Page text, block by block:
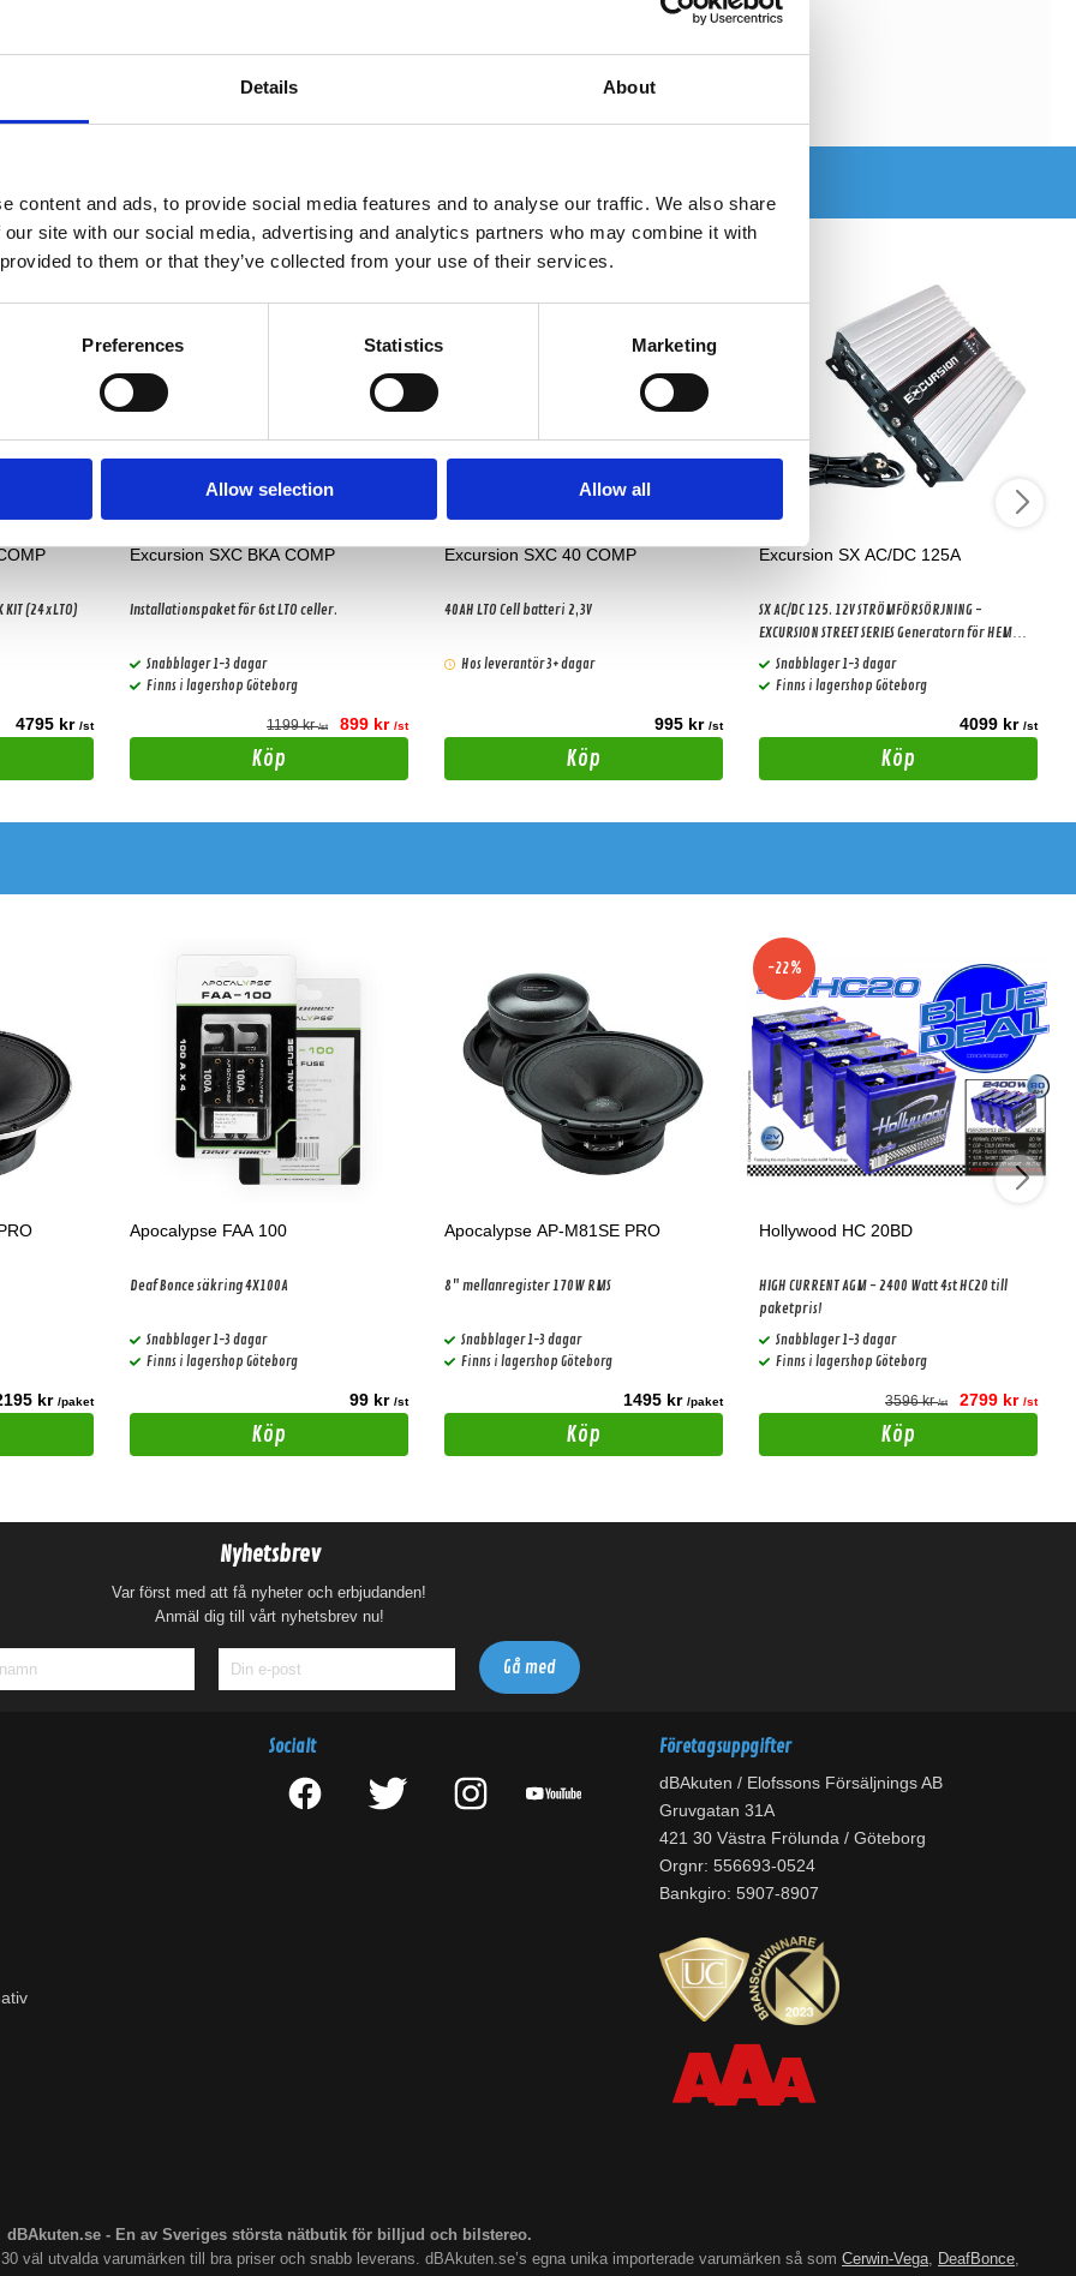
Details About
content and ads, to provide social media features and to analyse our traffic. We also share
site with our social media, advertising and analytics partners who may combine it with
to them or that they’ve collected from your use of their services.
Preferences Statistics Marketing
Allow selection Allow all
Recensioner
KIT (24xLTO)
4795 kr /st
Excursion SXC BKA COMP
Installationspaket för 6st LTO celler.
Snabblager 1-3 dagar
Finns i lagershop Göteborg
1199 kr/st 899 kr /st
Köp
Excursion SXC 40 COMP
40AH LTO Cell batteri 2,3V
Hos leverantör 3+ dagar
995 kr /st
Köp
Excursion SX AC/DC 125A
SX AC/DC 125. 12V STRÖMFÖRSÖRJNING -
EXCURSION STREET SERIES Generatorn för HEM
eller installerad i BIL
Snabblager 1-3 dagar
Finns i lagershop Göteborg
4099 kr /st
Köp
kr /paket
Apocalypse FAA 100
Deaf Bonce säkring 4X100A
Snabblager 1-3 dagar
Finns i lagershop Göteborg
99 kr /st
Köp
Apocalypse AP-M81SE PRO
8" mellanregister 170W RMS
Snabblager 1-3 dagar
Finns i lagershop Göteborg
1495 kr /paket
Köp
-22%
Hollywood HC 20BD
HIGH CURRENT AGM - 2400 Watt 4st HC20 till
paketpris!
Snabblager 1-3 dagar
Finns i lagershop Göteborg
3596 kr/st 2799 kr /st
Köp
Nyhetsbrev
Var först med att få nyheter och erbjudanden!
Anmäl dig till vårt nyhetsbrev nu!
Socialt Företagsuppgifter
dBAkuten / Elofssons Försäljnings AB
Gruvgatan 31A
421 30 Västra Frölunda / Göteborg
Orgnr: 556693-0524
Bankgiro: 5907-8907
dBAkuten.se - En av Sveriges största nätbutik för billjud och bilstereo.
väl utvalda varumärken till bra priser och snabb leverans. dBAkuten.se’s egna unika importerade varumärken så som Cerwin-Vega, DeafBonce,